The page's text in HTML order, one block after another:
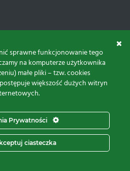
Electronics
sprawne funkcjonowanie tego
na komputerze użytkownika
małe pliki – tzw. cookies
większość dużych witryn
ciasteczka
Prywatności